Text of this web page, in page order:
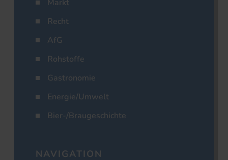
Markt
Recht
AfG
Rohstoffe
Gastronomie
Energie/Umwelt
Bier-/Braugeschichte
NAVIGATION